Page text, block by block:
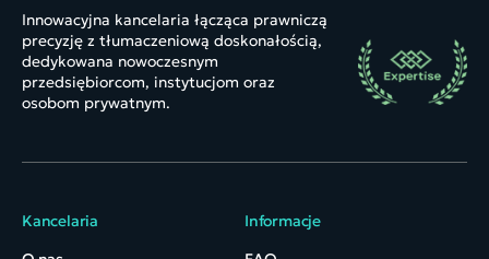
Innowacyjna kancelaria łącząca prawniczą
precyzję z tłumaczeniową doskonałością,
dedykowana nowoczesnym
przedsiębiorcom, instytucjom oraz
osobom prywatnym.
Kancelaria
Informacje